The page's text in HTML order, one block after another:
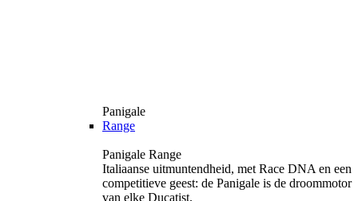
Panigale
Range
Panigale Range
Italiaanse uitmuntendheid, met Race DNA en een
competitieve geest: de Panigale is de droommotor
van elke Ducatist.